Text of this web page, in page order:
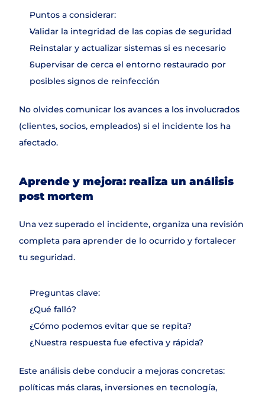
Puntos a considerar:
Validar la integridad de las copias de seguridad
Reinstalar y actualizar sistemas si es necesario
Supervisar de cerca el entorno restaurado por
posibles signos de reinfección
No olvides comunicar los avances a los involucrados
(clientes, socios, empleados) si el incidente los ha
afectado.
Aprende y mejora: realiza un análisis
post mortem
Una vez superado el incidente, organiza una revisión
completa para aprender de lo ocurrido y fortalecer
tu seguridad.
Preguntas clave:
¿Qué falló?
¿Cómo podemos evitar que se repita?
¿Nuestra respuesta fue efectiva y rápida?
Este análisis debe conducir a mejoras concretas:
políticas más claras, inversiones en tecnología,